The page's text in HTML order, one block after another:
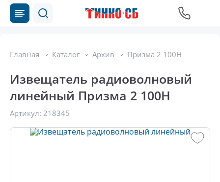
Главная Каталог Архив Призма 2 100Н
Извещатель радиоволновый
линейный Призма 2 100Н
Артикул: 218345